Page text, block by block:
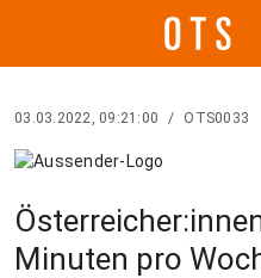
03.03.2022, 09:21:00 / OTS0033
Minuten pro